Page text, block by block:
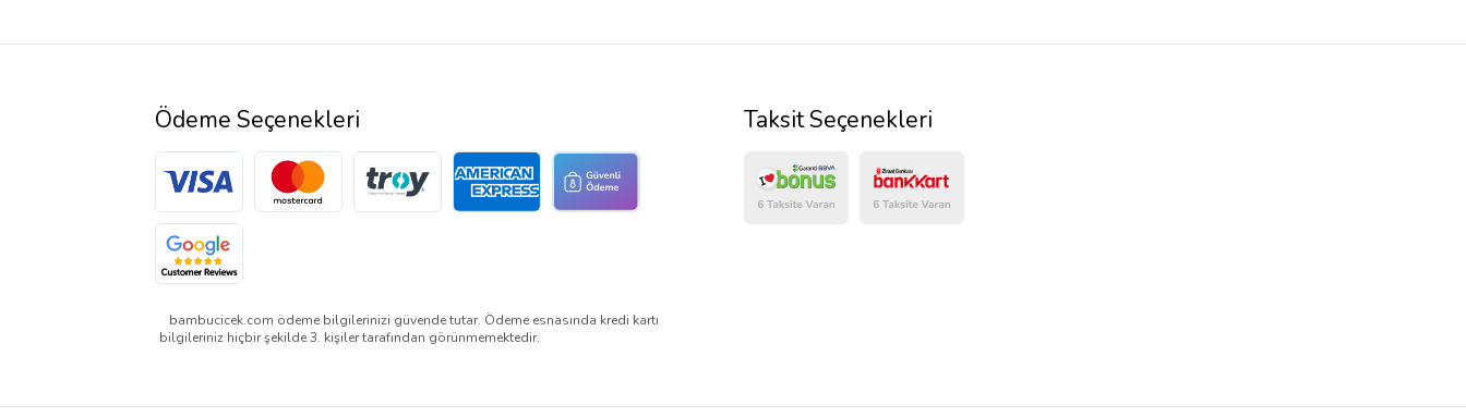
Ödeme Seçenekleri
bambucicek.com ödeme bilgilerinizi güvende tutar. Ödeme esnasında kredi kartı
bilgileriniz hiçbir şekilde 3. kişiler tarafından görünmemektedir.
Taksit Seçenekleri